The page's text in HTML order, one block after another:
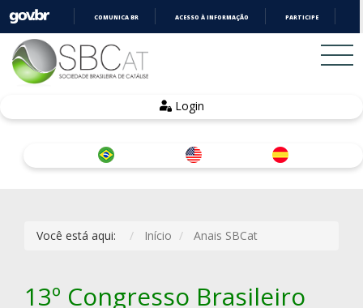
COMUNICA BR ACESSO À INFORMAÇÃO PARTICIPE
Login
Você está aqui: Início Anais SBCat
13º Congresso Brasileiro